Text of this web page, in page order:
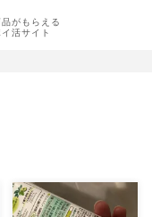
がもらえる
活サイト